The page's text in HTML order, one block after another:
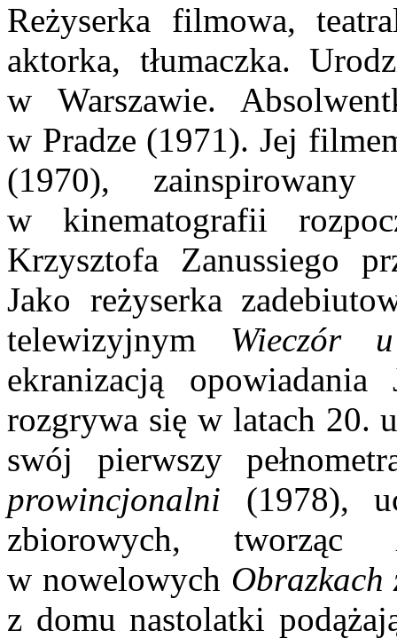
Reżyserka filmowa,
aktorka, tłumaczka.
w Warszawie.
w Pradze (1971). Jej
(1970),
w kinematografii
Krzysztofa Zanussiego
Jako reżyserka
telewizyjnym Wieczór
ekranizacją opowiadania
rozgrywa się w latach 20.
swój pierwszy
prowincjonalni (1978),
zbiorowych, tworząc
w nowelowych Obrazkach
z domu nastolatki